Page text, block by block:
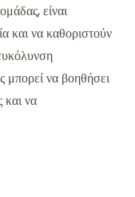
είναι
και να καθοριστούν
μπορεί να βοηθήσει
και να